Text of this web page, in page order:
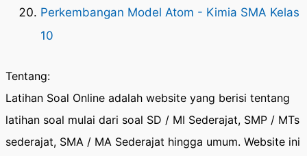
Perkembangan Model Atom - Kimia SMA Kelas
10
Tentang:
Latihan Soal Online adalah website yang berisi tentang
latihan soal mulai dari soal SD / MI Sederajat, SMP / MTs
sederajat, SMA / MA Sederajat hingga umum. Website ini